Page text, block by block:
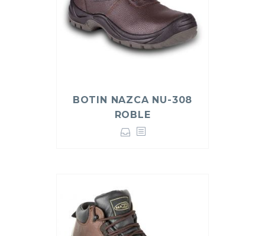
BOTIN NAZCA NU-308
ROBLE